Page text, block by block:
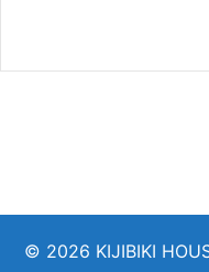
© 2026 KIJIBIKI